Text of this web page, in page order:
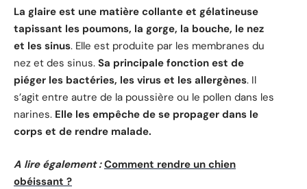
La glaire est une matière collante et gélatineuse
tapissant les poumons, la gorge, la bouche, le nez
et les sinus. Elle est produite par les membranes du
nez et des sinus. Sa principale fonction est de
piéger les bactéries, les virus et les allergènes. Il
s’agit entre autre de la poussière ou le pollen dans les
narines. Elle les empêche de se propager dans le
corps et de rendre malade.
A lire également : Comment rendre un chien
obéissant ?